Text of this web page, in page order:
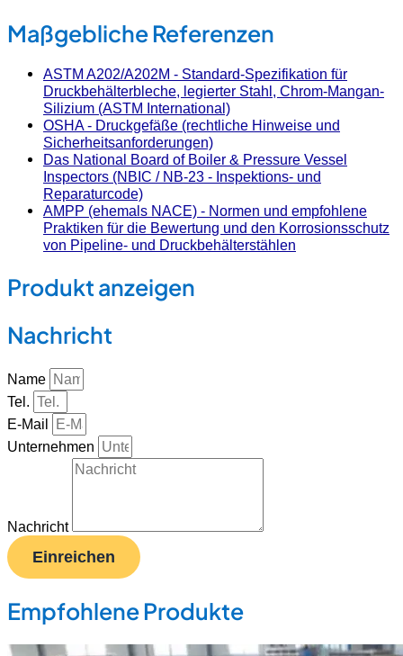
Maßgebliche Referenzen
ASTM A202/A202M - Standard-Spezifikation für
Druckbehälterbleche, legierter Stahl, Chrom-Mangan-
Silizium (ASTM International)
OSHA - Druckgefäße (rechtliche Hinweise und
Sicherheitsanforderungen)
Das National Board of Boiler & Pressure Vessel
Inspectors (NBIC / NB-23 - Inspektions- und
Reparaturcode)
AMPP (ehemals NACE) - Normen und empfohlene
Praktiken für die Bewertung und den Korrosionsschutz
von Pipeline- und Druckbehälterstählen
Produkt anzeigen
Nachricht
Name
Tel.
E-Mail
Unternehmen
Nachricht
Einreichen
Empfohlene Produkte